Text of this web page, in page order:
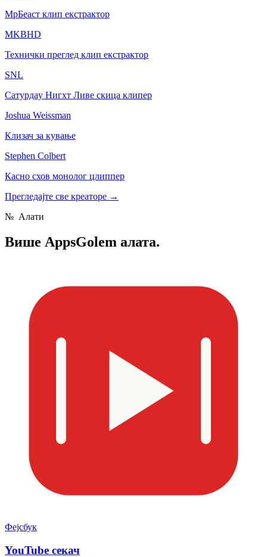
МрБеаст клип екстрактор
MKBHD
Технички преглед клип екстрактор
SNL
Сатурдаy Нигхт Ливе скица клипер
Joshua Weissman
Клизач за кување
Stephen Colbert
Касно схов монолог цлиппер
Прегледајте све креаторе →
№ Алати
Више AppsGolem алата.
Фејсбук
YouTube секач